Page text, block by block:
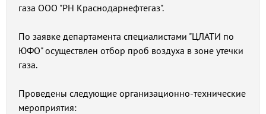
газа ООО "РН Краснодарнефтегаз".
По заявке департамента специалистами "ЦЛАТИ по
ЮФО" осуществлен отбор проб воздуха в зоне утечки
газа.
Проведены следующие организационно-технические
мероприятия: